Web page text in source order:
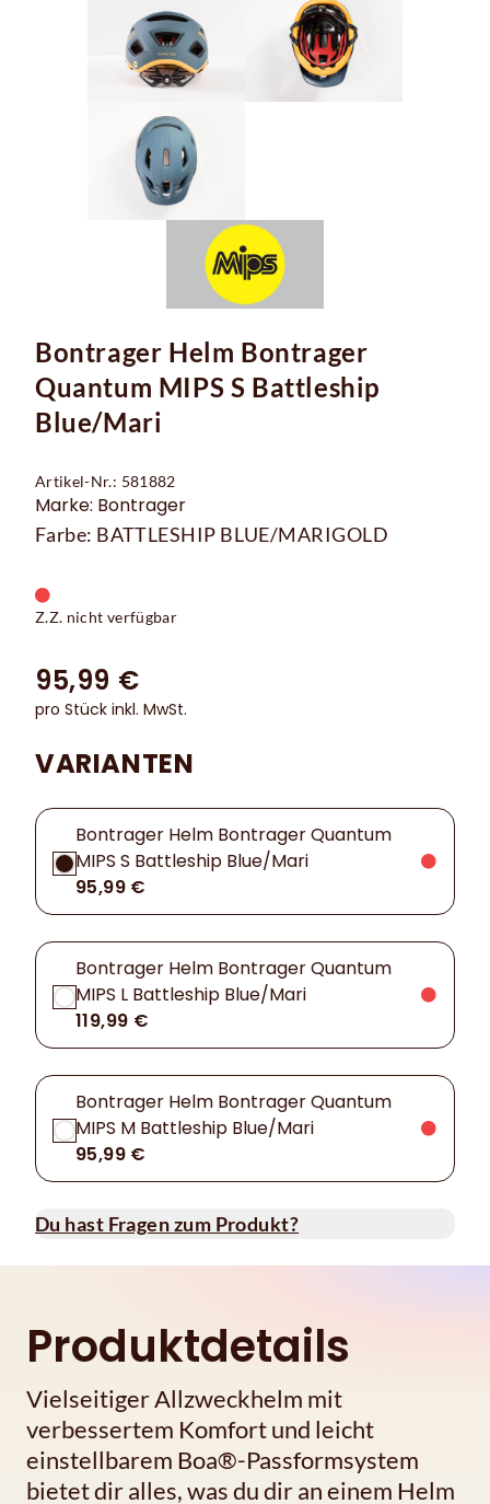
Bontrager Helm Bontrager
Quantum MIPS S Battleship
Blue/Mari
Artikel-Nr.: 581882
Marke: Bontrager
Farbe: BATTLESHIP BLUE/MARIGOLD
Z.Z. nicht verfügbar
95,99 €
pro Stück inkl. MwSt.
VARIANTEN
Bontrager Helm Bontrager Quantum
MIPS S Battleship Blue/Mari
95,99 €
Bontrager Helm Bontrager Quantum
MIPS L Battleship Blue/Mari
119,99 €
Bontrager Helm Bontrager Quantum
MIPS M Battleship Blue/Mari
95,99 €
Du hast Fragen zum Produkt?
Produktdetails
Vielseitiger Allzweckhelm mit
verbessertem Komfort und leicht
einstellbarem Boa®-Passformsystem
bietet dir alles, was du dir an einem Helm